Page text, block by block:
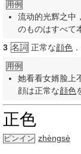
用例
流动的光辉之中
のものはすべて
3 名詞 正常な顔色 ．
用例
她看看女婿脸上
顔は正常な顔色
正色
ピンイン zhèngsè